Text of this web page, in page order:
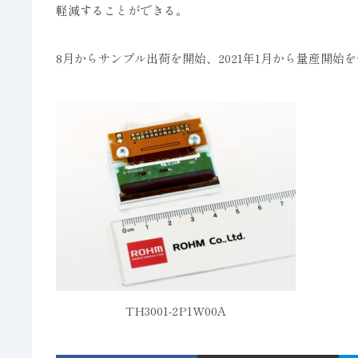
軽減することができる。
8月からサンプル出荷を開始、2021年1月から量産開始
TH3001-2P1W00A